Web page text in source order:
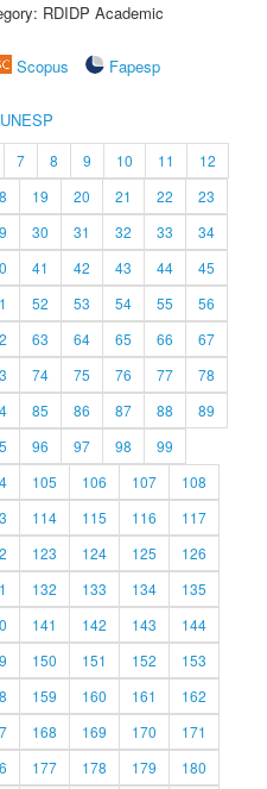
RDIDP Academic
Scopus
Fapesp
7 8 9 10 11
12
19 20 21 22
23
30 31 32 33
34
41 42 43 44
45
52 53 54 55
56
63 64 65 66
67
74 75 76 77
78
85 86 87 88
89
96 97 98
99
105 106 107
108
114 115 116
117
123 124 125
126
132 133 134
135
141 142 143
144
150 151 152
153
159 160 161
162
168 169 170
171
177 178 179
180